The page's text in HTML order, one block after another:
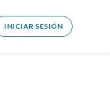
INICIAR SESIÓN